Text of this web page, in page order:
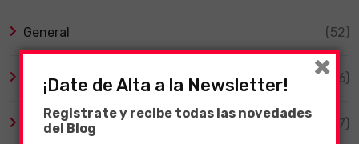
General (52)
Guía ARK (6)
Guía RAID: Shadow Legends (47)
¡Date de Alta a la Newsletter!
Registrate y recibe todas las novedades
del Blog
×